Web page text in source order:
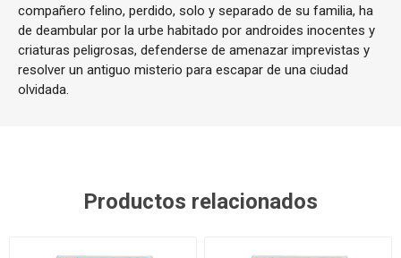
compañero felino, perdido, solo y separado de su familia, ha
de deambular por la urbe habitado por androides inocentes y
criaturas peligrosas, defenderse de amenazar imprevistas y
resolver un antiguo misterio para escapar de una ciudad
olvidada.
Productos relacionados